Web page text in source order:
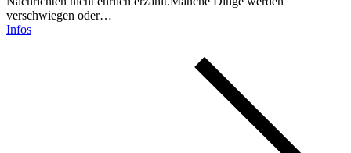
verschwiegen oder…
Infos